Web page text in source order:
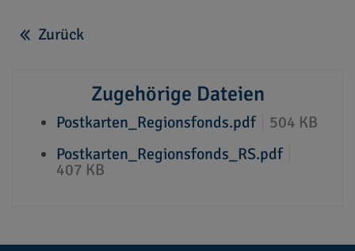
Zurück
Zugehörige Dateien
Postkarten_Regionsfonds.pdf
504 KB
Postkarten_Regionsfonds_RS.pdf
407 KB